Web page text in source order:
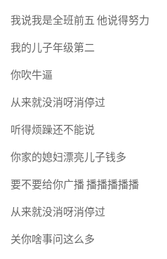
我说我是全班前五 他说得努力
我的儿子年级第二
你吹牛逼
从来就没消呀消停过
听得烦躁还不能说
你家的媳妇漂亮儿子钱多
要不要给你广播 播播播播播
从来就没消呀消停过
关你啥事问这么多